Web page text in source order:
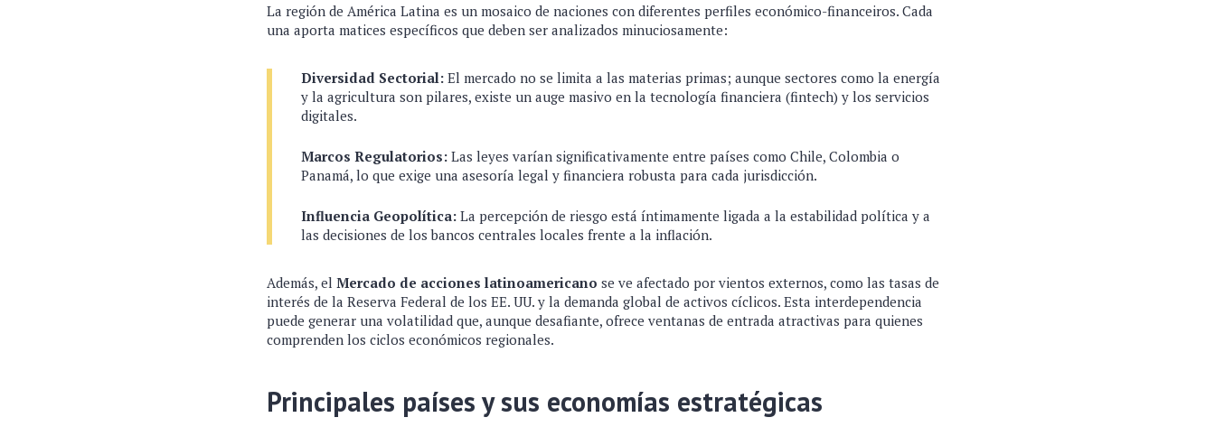
La región de América Latina es un mosaico de naciones con diferentes perfiles económico-financeiros. Cada
una aporta matices específicos que deben ser analizados minuciosamente:
Diversidad Sectorial: El mercado no se limita a las materias primas; aunque sectores como la energía
y la agricultura son pilares, existe un auge masivo en la tecnología financiera (fintech) y los servicios
digitales.
Marcos Regulatorios: Las leyes varían significativamente entre países como Chile, Colombia o
Panamá, lo que exige una asesoría legal y financiera robusta para cada jurisdicción.
Influencia Geopolítica: La percepción de riesgo está íntimamente ligada a la estabilidad política y a
las decisiones de los bancos centrales locales frente a la inflación.
Además, el Mercado de acciones latinoamericano se ve afectado por vientos externos, como las tasas de
interés de la Reserva Federal de los EE. UU. y la demanda global de activos cíclicos. Esta interdependencia
puede generar una volatilidad que, aunque desafiante, ofrece ventanas de entrada atractivas para quienes
comprenden los ciclos económicos regionales.
Principales países y sus economías estratégicas